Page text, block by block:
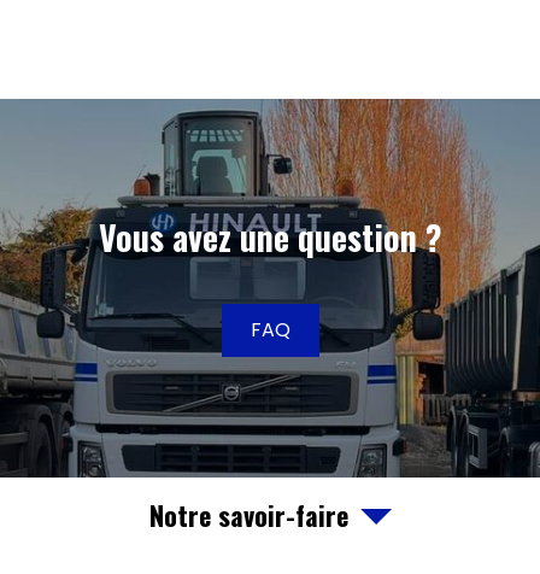
Vous avez une question ?
FAQ
Notre savoir-faire